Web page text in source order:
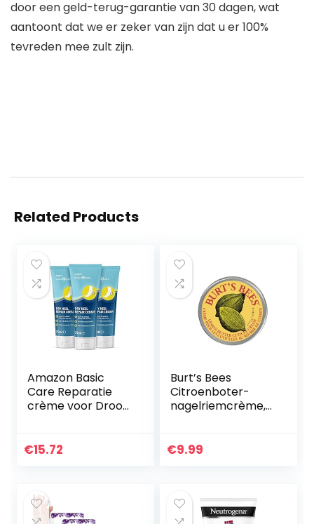
door een geld-terug-garantie van 30 dagen, wat
aantoont dat we er zeker van zijn dat u er 100%
tevreden mee zult zijn.
Related Products
Amazon Basic
Care Reparatie
crème voor Droog
€15.72
Burt’s Bees
Citroenboter-
nagelriemcrème,
van 15 g
€9.99